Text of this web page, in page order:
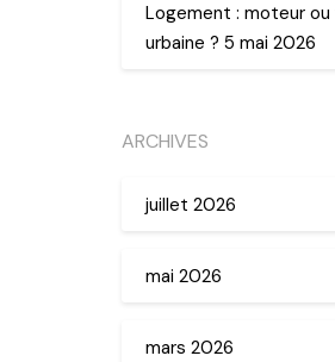
Logement : moteur ou
urbaine ? 5 mai 2026
ARCHIVES
juillet 2026
mai 2026
mars 2026